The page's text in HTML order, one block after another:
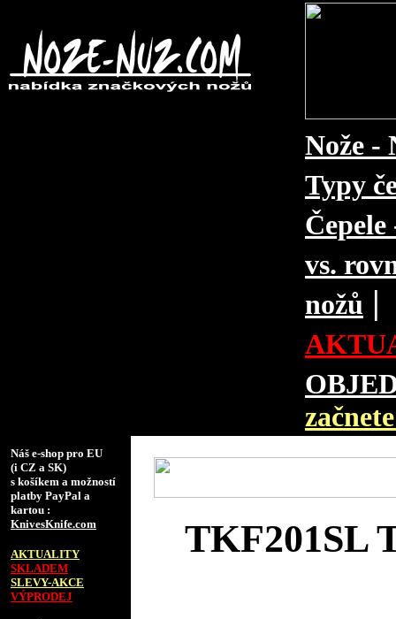
Nože -
Typy
vs.
nožů |
Náš e-shop pro EU
(i CZ a SK)
s košíkem a možností
platby PayPal a
kartou :
KnivesKnife.com
AKTUALITY
SKLADEM
SLEVY-AKCE
VÝPRODEJ
TKF201SL